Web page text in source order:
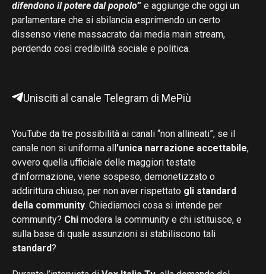
difendono il potere dal popolo” e aggiunge che oggi un
parlamentare che si sbilancia esprimendo un certo
dissenso viene massacrato dai media main stream,
perdendo così credibilità sociale e politica.
Unisciti al canale Telegram di MePiù
YouTube da tre possibilità ai canali “non allineati”, se il
canale non si uniforma all ’unica narrazione accettabile,
ovvero quella ufficiale delle maggiori testate
d’informazione, viene sospeso, demonetizzato o
addirittura chiuso, per non aver rispettato gli standard
della community. Chiediamoci cosa si intende per
community? Chi modera la community e chi istituisce, e
sulla base di quale assunzioni si stabiliscono tali
standard?